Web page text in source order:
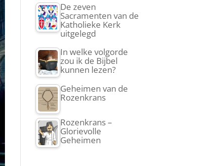
De zeven
Sacramenten van de
Katholieke Kerk
uitgelegd
In welke volgorde
zou ik de Bijbel
kunnen lezen?
Geheimen van de
Rozenkrans
Rozenkrans –
Glorievolle
Geheimen